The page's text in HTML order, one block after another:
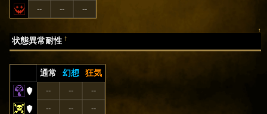
--
-- --
↑
状態異常耐性†
通常 幻想 狂気
-- --
--
--
--
--